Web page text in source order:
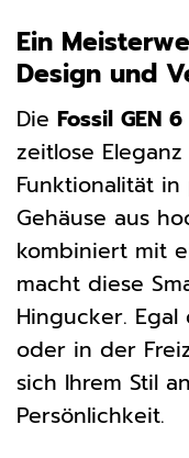
Ein
Design und
Die Fossil GEN
zeitlose
Funktionalität
Gehäuse aus
kombiniert mit
macht diese
Hingucker.
oder in der
sich Ihrem Stil
Persönlichkeit.